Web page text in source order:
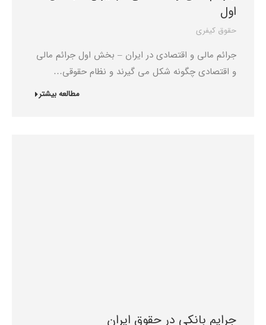
اول
حقوق کیفری
جرائم مالی و اقتصادی در ایران – بخش اول جرائم مالی
و اقتصادی چگونه شکل می گیرند و نظام حقوقی…
مطالعه بیشتر
جرایم بانکی در حقوق ایران